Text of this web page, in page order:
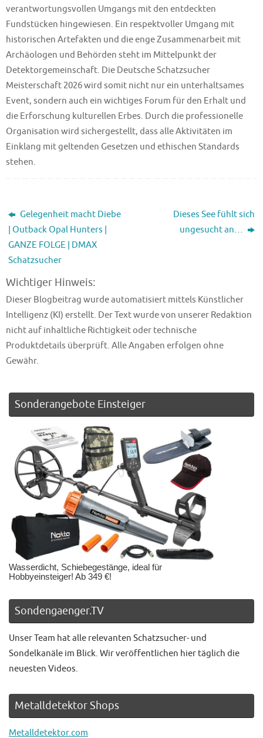
verantwortungsvollen Umgangs mit den entdeckten
Fundstücken hingewiesen. Ein respektvoller Umgang mit
historischen Artefakten und die enge Zusammenarbeit mit
Archäologen und Behörden steht im Mittelpunkt der
Detektorgemeinschaft. Die Deutsche Schatzsucher
Meisterschaft 2026 wird somit nicht nur ein unterhaltsames
Event, sondern auch ein wichtiges Forum für den Erhalt und
die Erforschung kulturellen Erbes. Durch die professionelle
Organisation wird sichergestellt, dass alle Aktivitäten im
Einklang mit geltenden Gesetzen und ethischen Standards
stehen.
Gelegenheit macht Diebe
| Outback Opal Hunters |
GANZE FOLGE | DMAX
Schatzsucher
Dieses See fühlt sich
ungesucht an…
Wichtiger Hinweis:
Dieser Blogbeitrag wurde automatisiert mittels Künstlicher
Intelligenz (KI) erstellt. Der Text wurde von unserer Redaktion
nicht auf inhaltliche Richtigkeit oder technische
Produktdetails überprüft. Alle Angaben erfolgen ohne
Gewähr.
Sonderangebote Einsteiger
Wasserdicht, Schiebegestänge, ideal für
Hobbyeinsteiger! Ab 349 €!
Sondengaenger.TV
Unser Team hat alle relevanten Schatzsucher- und
Sondelkanäle im Blick. Wir veröffentlichen hier täglich die
neuesten Videos.
Metalldetektor Shops
Metalldetektor.com